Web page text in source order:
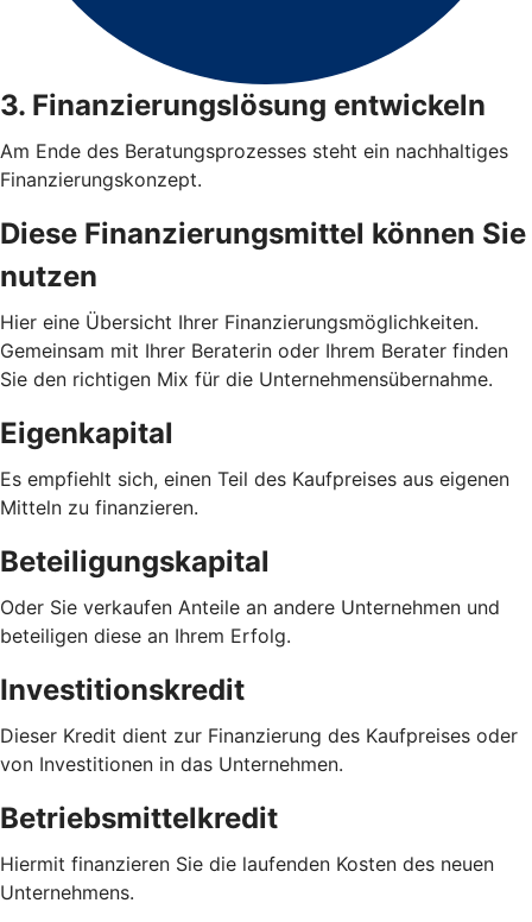
3. Finanzierungslösung entwickeln
Am Ende des Beratungsprozesses steht ein nachhaltiges
Finanzierungskonzept.
Diese Finanzierungsmittel können Sie
nutzen
Hier eine Übersicht Ihrer Finanzierungsmöglichkeiten.
Gemeinsam mit Ihrer Beraterin oder Ihrem Berater finden
Sie den richtigen Mix für die Unternehmensübernahme.
Eigenkapital
Es empfiehlt sich, einen Teil des Kaufpreises aus eigenen
Mitteln zu finanzieren.
Beteiligungskapital
Oder Sie verkaufen Anteile an andere Unternehmen und
beteiligen diese an Ihrem Erfolg.
Investitionskredit
Dieser Kredit dient zur Finanzierung des Kaufpreises oder
von Investitionen in das Unternehmen.
Betriebsmittelkredit
Hiermit finanzieren Sie die laufenden Kosten des neuen
Unternehmens.